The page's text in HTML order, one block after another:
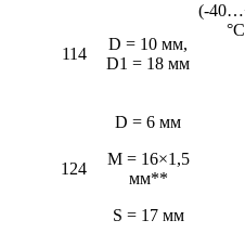
(-
114
D = 10 мм,
D1 = 18 мм
124
D = 6 мм
M = 16×1,5
мм**
S = 17 мм